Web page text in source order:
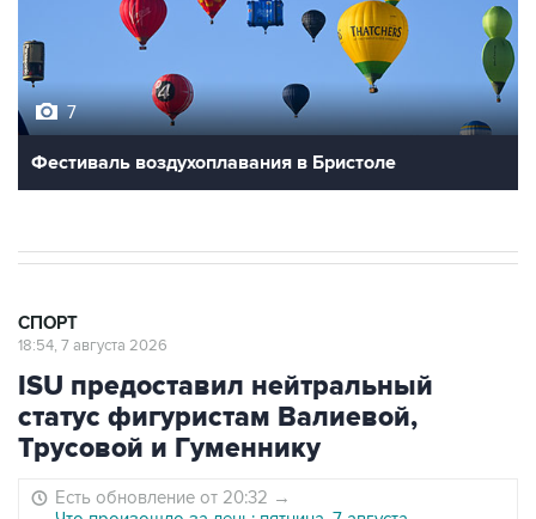
7
Фестиваль воздухоплавания в Бристоле
СПОРТ
18:54, 7 августа 2026
ISU предоставил нейтральный
статус фигуристам Валиевой,
Трусовой и Гуменнику
Есть обновление от 20:32 →